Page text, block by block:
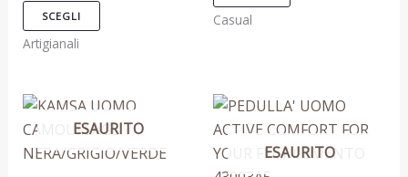
SCEGLI
scelte
del
prodotto
Artigianali
essere
del
prodotto
Casual
ESAURITO
Questo
prodotto
ha
ESAURITO
Questo
prodotto
ha